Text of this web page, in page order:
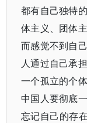
都有自己独特
体主义、团体
而感觉不到自
人通过自己承
一个孤立的个
中国人要彻底
忘记自己的存